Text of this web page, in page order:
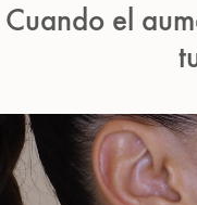
Cuando el